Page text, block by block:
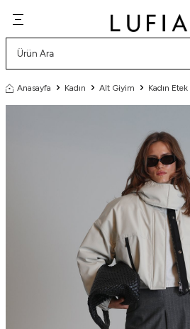
Anasayfa Kadın Alt Giyim Kadın Etek